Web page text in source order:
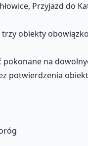
Przyjazd do
obiekty
na
potwierdzenia